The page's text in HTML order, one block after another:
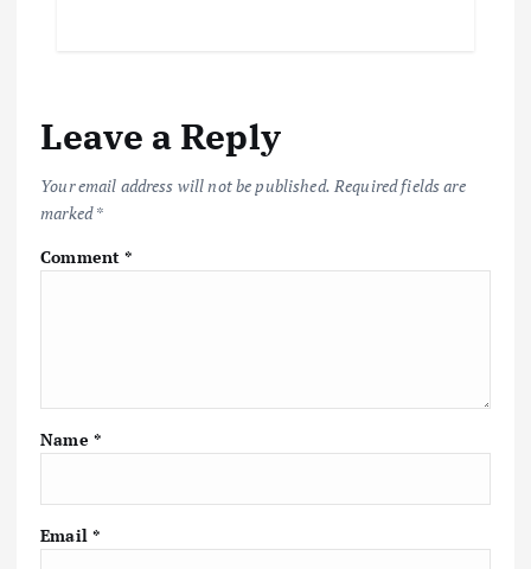
o
k
p
p k
Leave a Reply
Your email address will not be published. Required fields are
marked*
Comment*
Name *
Email *